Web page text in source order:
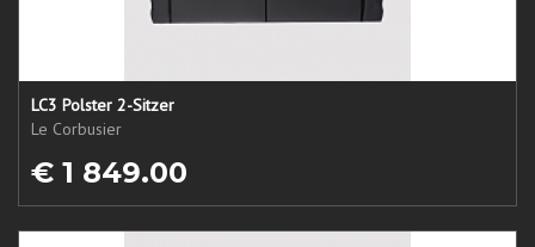
LC3 Polster 2-Sitzer
Le Corbusier
€ 1 849.00